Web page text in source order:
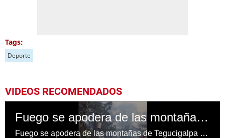
Tags:
Deporte
VIDEOS RECOMENDADOS
Fuego se apodera de las montañas de Tegucigalpa en Honduras
Fuego se apodera de las montañas de Tegucigalpa en Honduras